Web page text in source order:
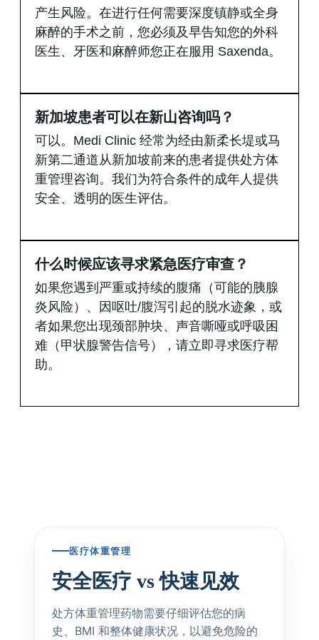
产生风险。在进行任何需要深度镇静或全身
麻醉的手术之前，您必须及早告知您的外科
医生、牙医和麻醉师您正在服用 Saxenda。
新加坡患者可以在新山咨询吗？
可以。Medi Clinic 经常为经由新柔长堤或马
新第二通道从新加坡前来的患者提供处方体
重管理咨询。我们为符合条件的成年人提供
安全、透明的医生评估。
什么时候应该寻求紧急医疗审查？
如果您遇到严重或持续的腹痛（可能的胰腺
炎风险）、因呕吐/腹泻引起的脱水迹象，或
者如果您出现颈部肿块、声音嘶哑或呼吸困
难（甲状腺警告信号），请立即寻求医疗帮
助。
医疗体重管理
安全医疗 vs 快速见效
处方体重管理药物需要仔细评估您的病
史、BMI 和整体健康状况，以避免危险的